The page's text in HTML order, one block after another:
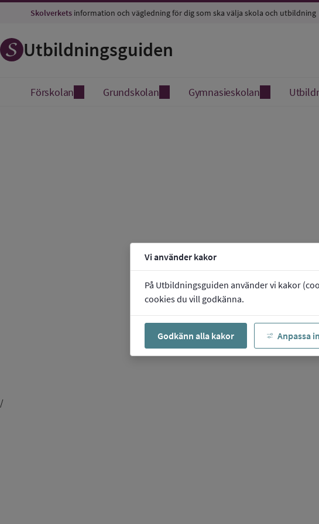
Vi använder kakor
På Utbildningsguiden använder vi kakor
cookies du vill godkänna.
Godkänn alla kakor Anpassa
Skolverkets information och vägledning för dig som ska välja skola och utbildning
Utbildningsguiden
Förskolan Grundskolan Gymnasieskolan
/